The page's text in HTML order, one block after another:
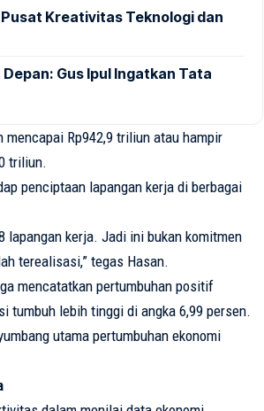
Kreativitas Teknologi dan
Gus Ipul Ingatkan Tata
Rp942,9 triliun atau hampir
triliun.
penciptaan lapangan kerja di berbagai
lapangan kerja. Jadi ini bukan komitmen
terealisasi,” tegas Hasan.
mencatatkan pertumbuhan positif
tumbuh lebih tinggi di angka 6,99 persen.
utama pertumbuhan ekonomi